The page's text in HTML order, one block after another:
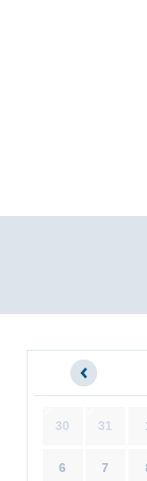
30 31
6 7